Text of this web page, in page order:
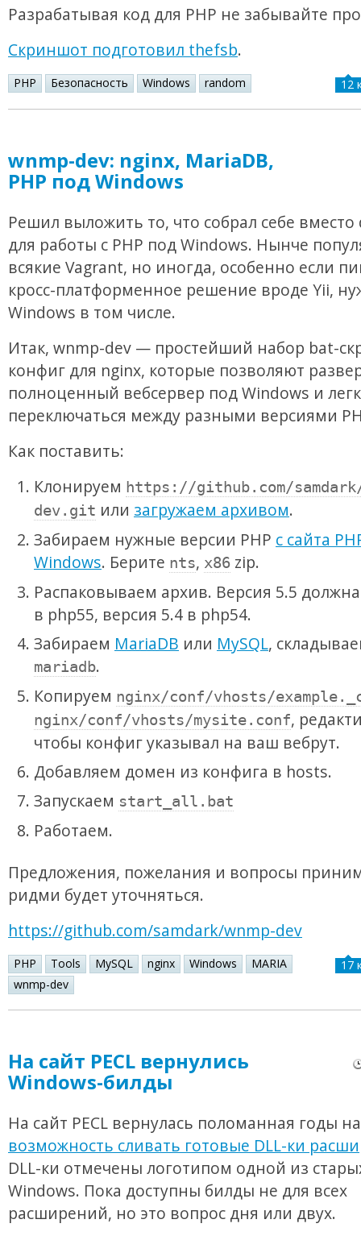
Разрабатывая код для PHP не забывайте
Скриншот подготовил thefsb.
PHP Безопасность Windows random 12
wnmp-dev: nginx, MariaDB,
PHP под Windows
Решил выложить то, что собрал себе вместо
для работы с PHP под Windows. Нынче
всякие Vagrant, но иногда, особенно если
кросс-платформенное решение вроде Yii,
Windows в том числе.
Итак, wnmp-dev — простейший набор bat-
конфиг для nginx, которые позволяют
полноценный вебсервер под Windows и
переключаться между разными версиями
Как поставить:
Клонируем https://github.com/samdark/
dev.git или загружаем архивом.
Забираем нужные версии PHP с сайта
Windows. Берите nts, x86 zip.
Распаковываем архив. Версия 5.5 должна
в php55, версия 5.4 в php54.
Забираем MariaDB или MySQL,
mariadb.
Копируем nginx/conf/vhosts/
nginx/conf/vhosts/mysite.conf,
чтобы конфиг указывал на ваш вебрут.
Добавляем домен из конфига в hosts.
Запускаем start_all.bat
Работаем.
Предложения, пожелания и вопросы
ридми будет уточняться.
https://github.com/samdark/wnmp-dev
PHP Tools MySQL nginx Windows
MARIA
wnmp-dev
17
На сайт PECL вернулись
Windows-билды
На сайт PECL вернулась поломанная годы
возможность сливать готовые DLL-ки
DLL-ки отмечены логотипом одной из
Windows. Пока доступны билды не для всех
расширений, но это вопрос дня или двух.